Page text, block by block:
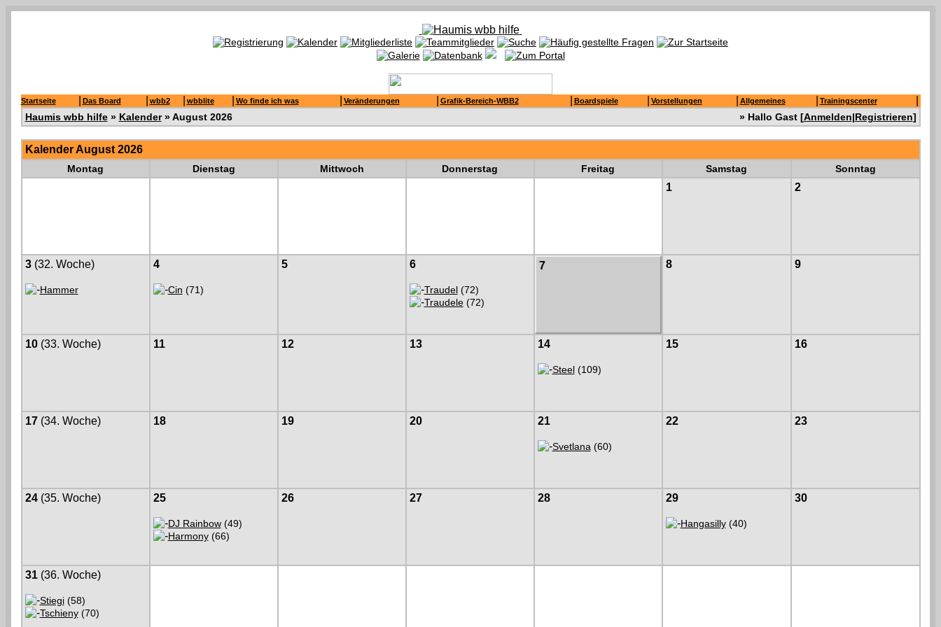
Startseite Das Board wbb2 wbblite Wo finde ich was Veränderungen Grafik-Bereich-WBB2 Boardspiele Vorstellungen Allgemeines Trainingscenter
Haumis wbb hilfe» Kalender» August 2026 » Hallo Gast [Anmelden|Registrieren]
Kalender August 2026
Montag Dienstag Mittwoch Donnerstag Freitag Samstag Sonntag
1 2
3(32. Woche)
Hammer
4
Cin (71)
5 6
Traudel(72)
Traudele(72)
7 8 9
10(33. Woche) 11 12 13 14
Steel(109)
15 16
17(34. Woche) 18 19 20 21
Svetlana (60)
22 23
24(35. Woche) 25
DJ Rainbow(49)
Harmony(66)
26 27 28 29
Hangasilly(40)
30
31(36. Woche)
Stiegi(58)
Tschieny(70)